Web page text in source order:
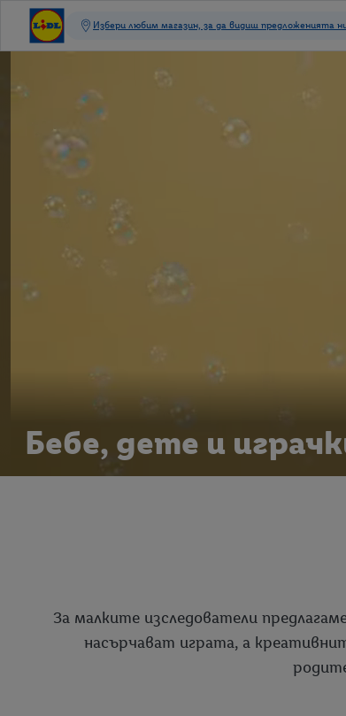
Бебе, дете и
За малките изследователи
насърчават играта, а